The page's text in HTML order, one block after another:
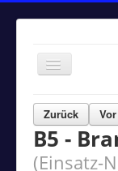
Navigation
an/aus
Home
Einsätze
Aktuelles
Zurück Vor
B5 -
(Einsatz-